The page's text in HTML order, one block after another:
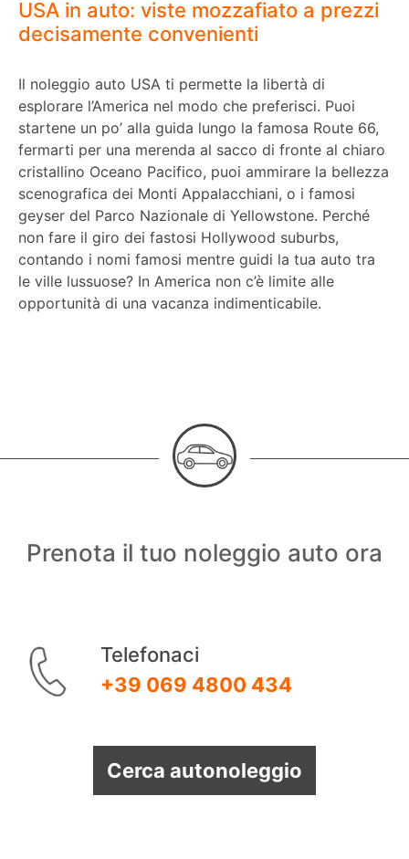
USA in auto: viste mozzafiato a prezzi
decisamente convenienti
Il noleggio auto USA ti permette la libertà di
esplorare l’America nel modo che preferisci. Puoi
startene un po’ alla guida lungo la famosa Route 66,
fermarti per una merenda al sacco di fronte al chiaro
cristallino Oceano Pacifico, puoi ammirare la bellezza
scenografica dei Monti Appalacchiani, o i famosi
geyser del Parco Nazionale di Yellowstone. Perché
non fare il giro dei fastosi Hollywood suburbs,
contando i nomi famosi mentre guidi la tua auto tra
le ville lussuose? In America non c’è limite alle
opportunità di una vacanza indimenticabile.
Prenota il tuo noleggio auto ora
Telefonaci
+39 069 4800 434
Cerca autonoleggio